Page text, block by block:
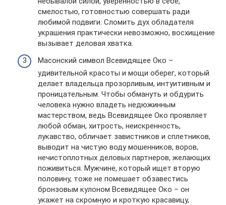
смелостью, готовностью совершать ради
любимой подвиги. Сломить дух обладателя
украшения практически невозможно, восхищение
вызывает деловая хватка.
Масонский символ Всевидящее Око –
удивительной красоты и мощи оберег, который
делает владельца прозорливым, интуитивным и
проницательным. Чтобы обмануть и обдурить
человека нужно владеть недюжинным
мастерством, ведь Всевидящее Око проявляет
любой обман, хитрость, неискренность,
лукавство, обличает завистников и сплетников,
выводит на чистую воду мошенников, воров,
нечистоплотных деловых партнеров, желающих
поживиться. Мужчине, который ищет вторую
половину, тоже не помешает обзавестись
бронзовым кулоном Всевидящее Око – он
укажет на скромную и кроткую красавицу,